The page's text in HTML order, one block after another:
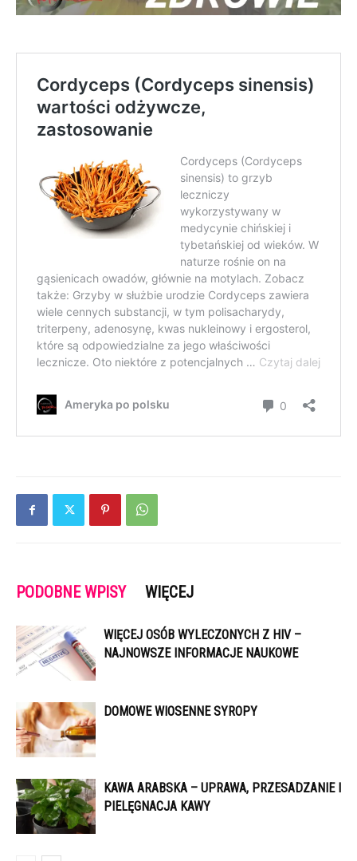
PODOBNE WPISY WIĘCEJ
WIĘCEJ OSÓB WYLECZONYCH Z HIV –
NAJNOWSZE INFORMACJE NAUKOWE
DOMOWE WIOSENNE SYROPY
KAWA ARABSKA – UPRAWA, PRZESADZANIE I
PIELĘGNACJA KAWY